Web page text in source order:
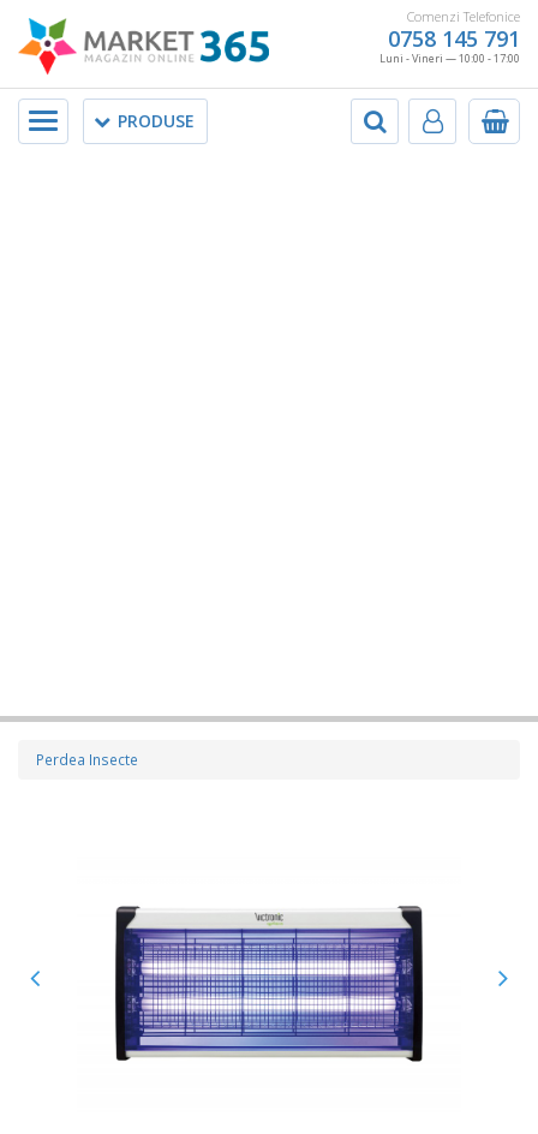
Comenzi Telefonice
0758 145 791
Luni - Vineri — 10:00 - 17:00
PRODUSE
Meniu
Perdea Insecte